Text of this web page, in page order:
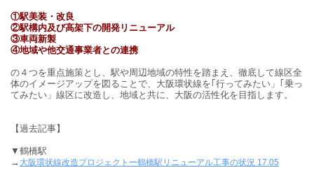
①駅美装・改良
②駅構内及び高架下の開発リニューアル
③車両新製
④地域や他交通事業者との連携
の４つを重点施策とし、駅や周辺地域の特性を踏まえ、徹底して線区全
体のイメージアップを図ることで、大阪環状線を｢行ってみたい」｢乗っ
てみたい」線区に改造し、地域と共に、大阪の活性化を目指します。
【過去記事】
▼鶴橋駅
→ 大阪環状線改造プロジェクトー鶴橋駅リニューアル工事の状況 17.05